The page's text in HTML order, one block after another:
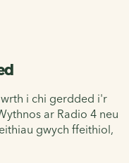
i chi gerdded i'r
ar Radio 4 neu
gwych ffeithiol,